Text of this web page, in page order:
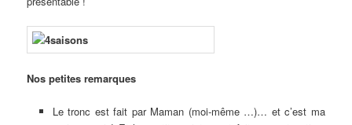
Nos petites remarques
Le tronc est fait par Maman (moi-même …)… et c’est ma